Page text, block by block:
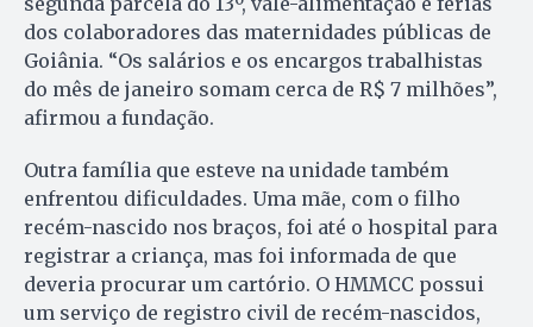
dos colaboradores das maternidades públicas de
Goiânia. “Os salários e os encargos trabalhistas
do mês de janeiro somam cerca de R$ 7 milhões”,
afirmou a fundação.
Outra família que esteve na unidade também
enfrentou dificuldades. Uma mãe, com o filho
recém-nascido nos braços, foi até o hospital para
registrar a criança, mas foi informada de que
deveria procurar um cartório. O HMMCC possui
um serviço de registro civil de recém-nascidos,